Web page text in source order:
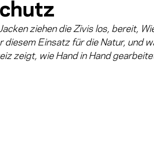
ziehen die Zivis los, bereit,
diesem Einsatz für die Natur, und
zeigt, wie Hand in Hand